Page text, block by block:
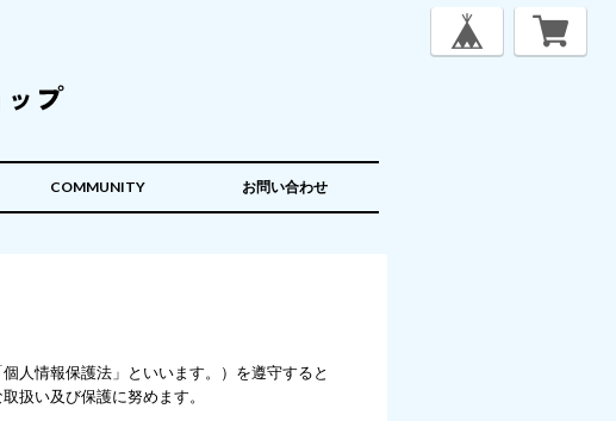
COMMUNITY お問い合わせ
人情報保護法」といいます。）を遵守すると
扱い及び保護に努めます。